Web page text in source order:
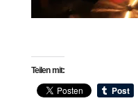
Teilen mit: